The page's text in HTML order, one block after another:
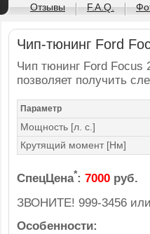
Отзывы F.A.Q.
Чип-тюнинг Ford
Чип тюнинг Ford Focus
позволяет получить
Параметр
Мощность [л. с.]
Крутящий момент [Нм]
СпецЦена*: 7000 руб.
ЗВОНИТЕ! 999-3456
Особенности: